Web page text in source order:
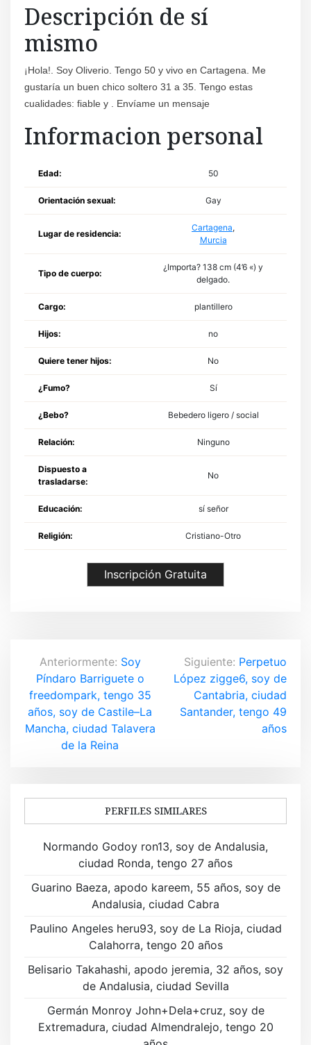
Descripción de sí
mismo
¡Hola!. Soy Oliverio. Tengo 50 y vivo en Cartagena. Me
gustaría un buen chico soltero 31 a 35. Tengo estas
cualidades: fiable y . Envíame un mensaje
Informacion personal
Edad: 50
Orientación sexual: Gay
Lugar de residencia:
Cartagena,
Murcia
Tipo de cuerpo:
¿Importa? 138 cm (4’6 «) y
delgado.
Cargo: plantillero
Hijos: no
Quiere tener hijos: No
¿Fumo? Sí
¿Bebo? Bebedero ligero / social
Relación: Ninguno
Dispuesto a
trasladarse:
No
Educación: sí señor
Religión: Cristiano-Otro
Inscripción Gratuita
N
a
v
a
c
ó
d
e
Anteriormente: Soy
Píndaro Barriguete o
freedompark, tengo 35
años, soy de Castile–La
Mancha, ciudad Talavera
de la Reina
Siguiente: Perpetuo
López zigge6, soy de
Cantabria, ciudad
Santander, tengo 49
años
PERFILES SIMILARES
Normando Godoy ron13, soy de Andalusia,
ciudad Ronda, tengo 27 años
Guarino Baeza, apodo kareem, 55 años, soy de
Andalusia, ciudad Cabra
Paulino Angeles heru93, soy de La Rioja, ciudad
Calahorra, tengo 20 años
Belisario Takahashi, apodo jeremia, 32 años, soy
de Andalusia, ciudad Sevilla
Germán Monroy John+Dela+cruz, soy de
Extremadura, ciudad Almendralejo, tengo 20